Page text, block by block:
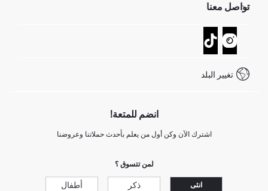
GIFT CLUB
عمليات الارجاع و الاستبدال السهلة
تتبع الشحنة
كيف يمكنك التسوق في ديفاكتو ؟
كيف تدفع في ديفاكتو؟
شروط المنافسة
تواصل معنا
نموذج الاتصال
خدمة العملاء
Call Center 19782
تغيير البلد
انضم للمتعة!
اشترك الآن وكن أول من يعلم بأحدث حملاتنا وعروضنا
لمن تتسوق ؟
انثى ذكر أطفال